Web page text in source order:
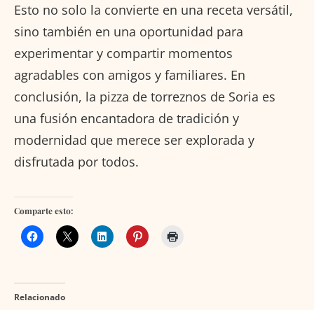
Esto no solo la convierte en una receta versátil,
sino también en una oportunidad para
experimentar y compartir momentos
agradables con amigos y familiares. En
conclusión, la pizza de torreznos de Soria es
una fusión encantadora de tradición y
modernidad que merece ser explorada y
disfrutada por todos.
Comparte esto:
Relacionado